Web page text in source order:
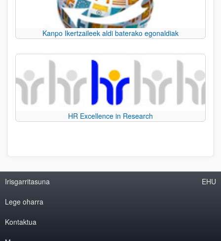
Kanpo Ikertzaileek aldi baterako egonaldiak
HR Excellence in Research
Irisgarritasuna
Lege oharra
Kontaktua
EHU